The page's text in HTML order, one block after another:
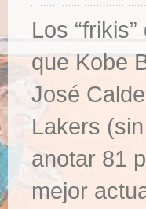
Los
que Kobe
José
Lakers
anotar 81
mejor